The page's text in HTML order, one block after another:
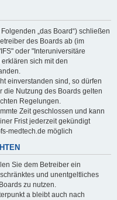
„das Board“) schließen
des Boards ab (im
oder "Interuniversitäre
sich mit den
einverstanden sind, so dürfen
die Nutzung des Boards gelten
Regelungen.
Zeit geschlossen und kann
Frist jederzeit gekündigt
medtech.de möglich
Sie dem Betreiber ein
und unentgeltliches
zu nutzen.
a bleibt auch nach